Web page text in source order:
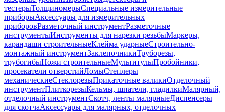
тестерыТолщиномерыСпециальные измерительные
приборыАксессуары для измерительных
приборовРазметочный инструментРазметочные
инструментыИнструменты для нарезки резьбыМаркеры,
карандаши строительныеКлейма ударныеСтроительно-
монтажный инструментЗаклепочникиТруборезы,
трубогибыНожи строительныеМультитулыПробойники,
просекатели отверстийЛомыСтеплеры
механическиеСтеклорезыПрикаточные валикиОтделочный
инструментПлиткорезыКельмы, шпатели, гладилкиМалярный,
отделочный инструментСкотч, ленты малярныеДиспенсеры
для скотчаАксессуары для малярных, отделочных